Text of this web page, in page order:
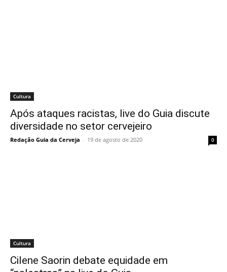
Cultura
Após ataques racistas, live do Guia discute
diversidade no setor cervejeiro
Redação Guia da Cerveja - 19 de agosto de 2020 0
Cultura
Cilene Saorin debate equidade em